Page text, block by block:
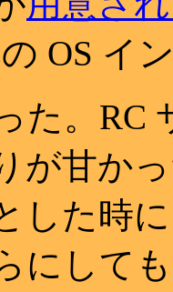
OS イ
た。RC
が甘か
した時
にして